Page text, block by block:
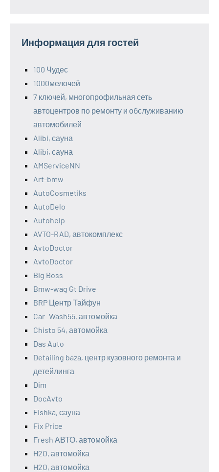
Информация для гостей
100 Чудес
1000мелочей
7 ключей, многопрофильная сеть
автоцентров по ремонту и обслуживанию
автомобилей
Alibi, сауна
Alibi, сауна
AMServiceNN
Art-bmw
AutoCosmetiks
AutoDelo
Autohelp
AVTO-RAD, автокомплекс
AvtoDoctor
AvtoDoctor
Big Boss
Bmw-wag Gt Drive
BRP Центр Тайфун
Car_Wash55, автомойка
Chisto 54, автомойка
Das Auto
Detailing baza, центр кузовного ремонта и
детейлинга
Dim
DocAvto
Fishka, сауна
Fix Price
Fresh АВТО, автомойка
H2O, автомойка
H2O, автомойка